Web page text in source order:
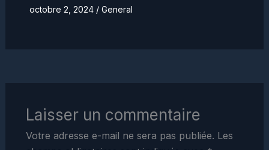
octobre 2, 2024 / General
Laisser un commentaire
Votre adresse e-mail ne sera pas publiée. Les